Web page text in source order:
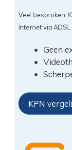
Veel besproken:
Internet via ADSL
Geen
KPN